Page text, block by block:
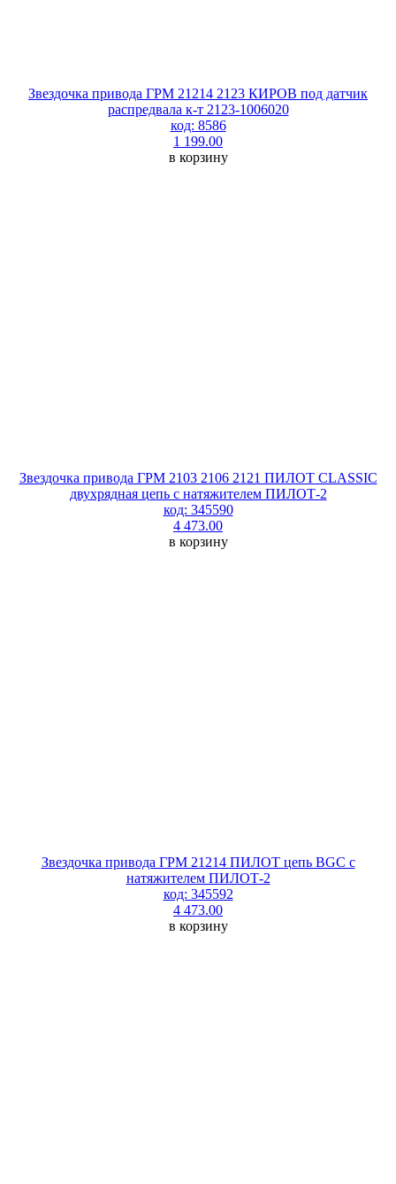
Звездочка привода ГРМ 21214 2123 КИРОВ под датчик
распредвала к-т 2123-1006020
код: 8586
1 199.00
в корзину
Звездочка привода ГРМ 2103 2106 2121 ПИЛОТ CLASSIC
двухрядная цепь с натяжителем ПИЛОТ-2
код: 345590
4 473.00
в корзину
Звездочка привода ГРМ 21214 ПИЛОТ цепь BGC с
натяжителем ПИЛОТ-2
код: 345592
4 473.00
в корзину